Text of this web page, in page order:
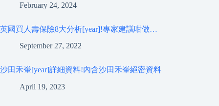
February 24, 2024
英國買人壽保險8大分析[year]!專家建議咁做…
September 27, 2022
沙田禾輋[year]詳細資料!內含沙田禾輋絕密資料
April 19, 2023